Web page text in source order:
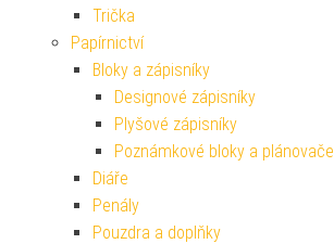
Trička
Papírnictví
Bloky a zápisníky
Designové zápisníky
Plyšové zápisníky
Poznámkové bloky a plánovače
Diáře
Penály
Pouzdra a doplňky